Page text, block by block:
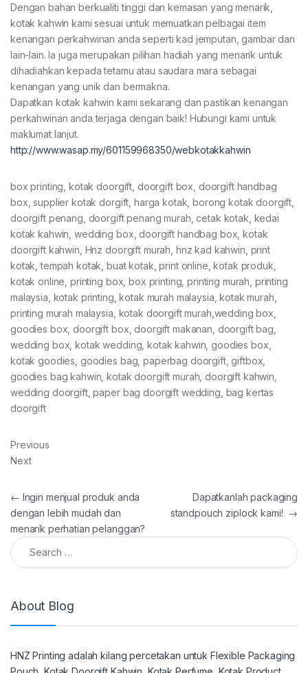
Dengan bahan berkualiti tinggi dan kemasan yang menarik,
kotak kahwin kami sesuai untuk memuatkan pelbagai item
kenangan perkahwinan anda seperti kad jemputan, gambar dan
lain-lain. Ia juga merupakan pilihan hadiah yang menarik untuk
dihadiahkan kepada tetamu atau saudara mara sebagai
kenangan yang unik dan bermakna.
Dapatkan kotak kahwin kami sekarang dan pastikan kenangan
perkahwinan anda terjaga dengan baik! Hubungi kami untuk
maklumat lanjut.
http://www.wasap.my/601159968350/webkotakkahwin
box printing, kotak doorgift, doorgift box, doorgift handbag
box, supplier kotak dorgift, harga kotak, borong kotak doorgift,
doorgift penang, doorgift penang murah, cetak kotak, kedai
kotak kahwin, wedding box, doorgift handbag box, kotak
doorgift kahwin, Hnz doorgift murah, hnz kad kahwin, print
kotak, tempah kotak, buat kotak, print online, kotak produk,
kotak online, printing box, box printing, printing murah, printing
malaysia, kotak printing, kotak murah malaysia, kotak murah,
printing murah malaysia, kotak doorgift murah,wedding box,
goodies box, doorgift box, doorgift makanan, doorgift bag,
wedding box, kotak wedding, kotak kahwin, goodies box,
kotak goodies, goodies bag, paperbag doorgift, giftbox,
goodies bag kahwin, kotak doorgift murah, doorgift kahwin,
wedding doorgift, paper bag doorgift wedding, bag kertas
doorgift
Previous
Next
Post navigation
← Ingin menjual produk anda
dengan lebih mudah dan
menarik perhatian pelanggan?
Dapatkanlah packaging
standpouch ziplock kami! →
Search for:
About Blog
HNZ Printing adalah kilang percetakan untuk Flexible Packaging